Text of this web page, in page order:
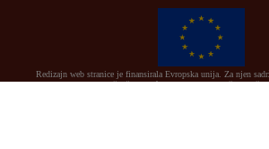
Redizajn web stranice je finansirala Evropska unija. Za njen